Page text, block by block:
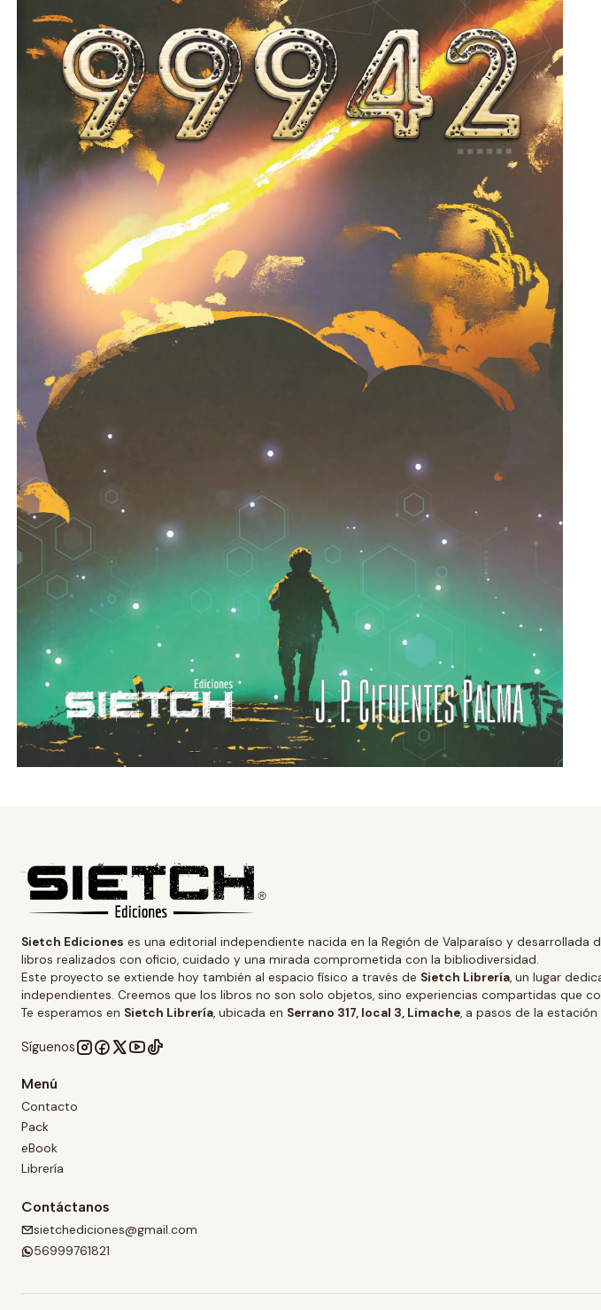
Sietch Ediciones es una editorial independiente nacida en la Región de Valparaíso y
libros realizados con oficio, cuidado y una mirada comprometida con la bibliodiversidad.
Este proyecto se extiende hoy también al espacio físico a través de Sietch Librería, un lugar
independientes. Creemos que los libros no son solo objetos, sino experiencias compartidas que
Te esperamos en Sietch Librería, ubicada en Serrano 317, local 3, Limache, a pasos de la estación
Síguenos
Menú
Contacto
Pack
eBook
Librería
Contáctanos
sietchediciones@gmail.com
56999761821